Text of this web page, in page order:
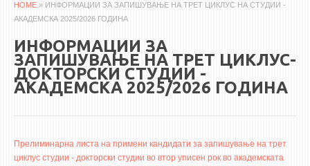
IN MEMORIAM
СТУДИИ
I ЦИКЛУС - ДОДИПЛОМСКИ
II ЦИКЛУС - ПОСЛЕДИПЛОМСКИ
III ЦИКЛУС - ДОКТОРСКИ
ЕКВИВАЛЕНЦИИ ОД СТАРИ СТУДИСКИ ПРОГРАМИ
HOME » ИНФОРМАЦИИ ЗА ЗАПИШУВАЊЕ НА ТРЕТ ЦИКЛУС НА СТУДИИ -
АКАДЕМСКА 2025/2026 ГОДИНА
ИНФОРМАЦИИ ЗА
ЗАПИШУВАЊЕ НА ТРЕТ ЦИКЛУС-
ДОКТОРСКИ СТУДИИ -
АКАДЕМСКА 2025/2026 ГОДИНА
Прелиминарна листа на примени кандидати за запишување на трет
циклус студии - докторски студии во втор уписен рок во академската